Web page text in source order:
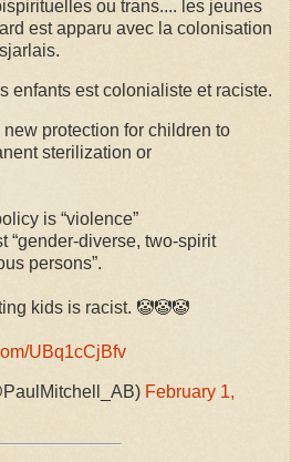
ou trans.... les jeunes
est apparu avec la colonisation
enfants est colonialiste et raciste.
protection for children to
sterilization or
is “violence”
“gender-diverse, two-spirit
persons”.
kids is racist. 🤡🤡🤡
UBq1cCjBfv
February 1,